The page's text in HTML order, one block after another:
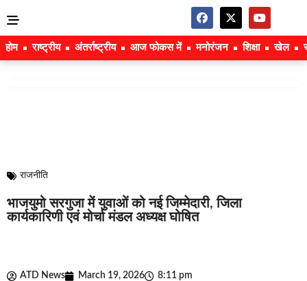
होम राष्ट्रीय अंतर्राष्ट्रीय आज फोकस में मनोरंजन शिक्षा खेल
राजनीति
भाजयुमो सरगुजा में युवाओं को नई जिम्मेदारी, जिला
कार्यकारिणी एवं मोर्चा मंडल अध्यक्ष घोषित
ATD News March 19, 2026 8:11 pm